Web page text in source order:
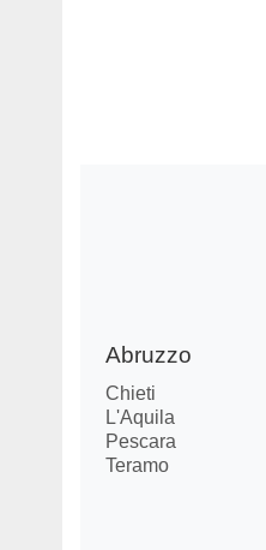
Abruzzo
Chieti
L'Aquila
Pescara
Teramo